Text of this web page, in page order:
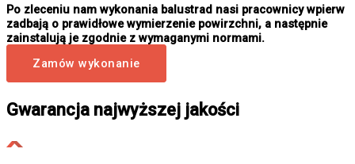
Po zleceniu nam wykonania balustrad nasi pracownicy wpierw
zadbają o prawidłowe wymierzenie powirzchni, a następnie
zainstalują je zgodnie z wymaganymi normami.
Zamów wykonanie
Gwarancja najwyższej jakości